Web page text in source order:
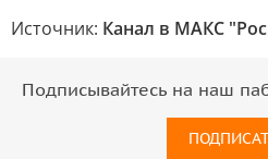
Источник: Канал в МАКС
Подписывайтесь на наш